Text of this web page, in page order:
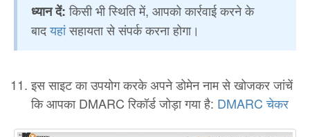
ध्यान दें:किसी भी स्थिति में, आपको कार्रवाई करने के
बादयहांसहायता से संपर्क करना होगा।
इस साइट का उपयोग करके अपने डोमेन नाम से खोजकर जांचें
कि आपका DMARC रिकॉर्ड जोड़ा गया है: DMARC चेकर